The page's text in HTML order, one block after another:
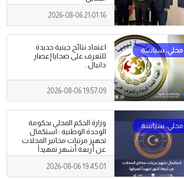
2026-08-06 21:01:16
اعتماد نتائج جينية جديدة
للتعرف على ضحايا إعصار
دانيال .
2026-08-06 19:57:09
وزارة الحكم المحلي بحكومة
الوحدة الوطنية : استكمال
تجهيز مرتبات مخاتير المحلات
عن أربعة أشهر تمهيداً
لصرفها .
2026-08-06 19:45:01